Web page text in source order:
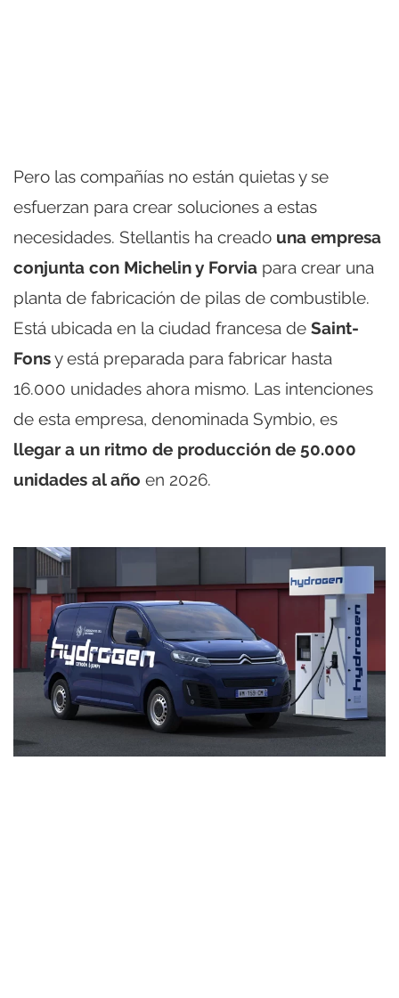
Pero las compañías no están quietas y se
esfuerzan para crear soluciones a estas
necesidades. Stellantis ha creado una empresa
conjunta con Michelin y Forvia para crear una
planta de fabricación de pilas de combustible.
Está ubicada en la ciudad francesa de Saint-
Fonsy está preparada para fabricar hasta
16.000 unidades ahora mismo. Las intenciones
de esta empresa, denominada Symbio, es
llegar a un ritmo de producción de 50.000
unidades al año en 2026.